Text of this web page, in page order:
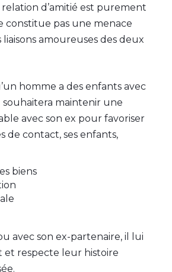
d’amitié est purement
constitue pas une menace
amoureuses des deux
homme a des enfants avec
souhaitera maintenir une
avec son ex pour favoriser
de contact, ses enfants,
biens
avec son ex-partenaire, il lui
et respecte leur histoire